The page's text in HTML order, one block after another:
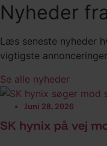
Nyheder
Læs seneste nyheder
vigtigste
Se alle nyheder
Juni 28, 2026
SK hynix på vej